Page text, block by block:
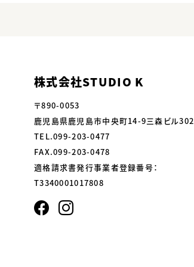
株式会社STUDIO K
〒890-0053
鹿児島県鹿児島市中央町14-9三森ビル302
TEL.099-203-0477
FAX.099-203-0478
適格請求書発行事業者登録番号：
T3340001017808